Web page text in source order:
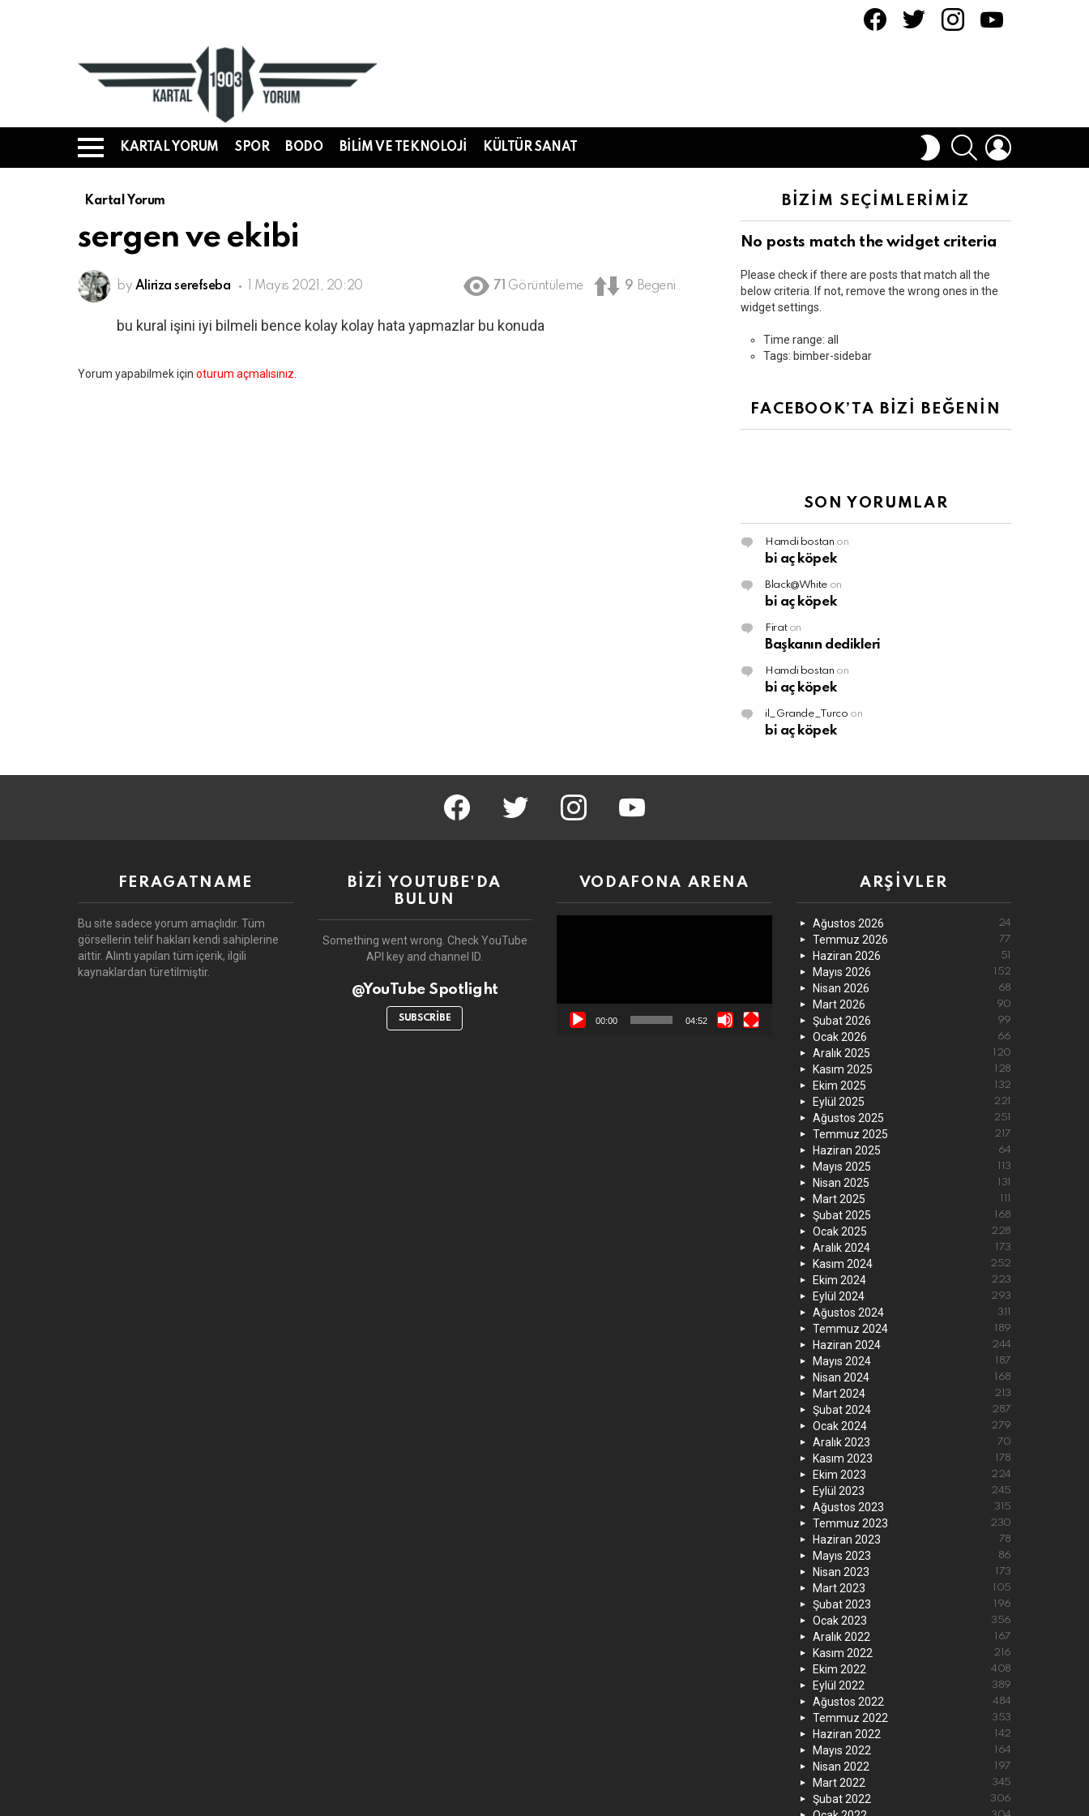
Menü
KARTAL YORUM SPOR BODO BILIM VE TEKNOLOJI KÜLTÜR SANAT
DIŞ
GÖRÜNÜMÜ
ARAMA
AÇ
Kartal Yorum
sergen ve ekibi
by Aliriza serefseba 1 Mayıs 2021, 20:20 71 Görüntüleme 9 Begeni
bu kural işini iyi bilmeli bence kolay kolay hata yapmazlar bu konuda
Bir
Yorum yapabilmek için oturum açmalısınız
BİZİM SEÇİMLERİMİZ
No posts match the widget criteria
Please check if there are posts that match all the
below criteria. If not, remove the wrong ones in the
widget settings.
Time range: all
Tags: bimber-sidebar
FACEBOOK’TA BİZİ BEĞENİN
SON YORUMLAR
Hamdi bostan on
bi aç köpek
Black@White on
bi aç köpek
Firaton
Başkanın dedikleri
Hamdi bostan on
bi aç köpek
il_Grande_Turco on
bi aç köpek
facebook twitter instagram youtube
FERAGATNAME
Bu site sadece yorum amaçlıdır. Tüm
görsellerin telif hakları kendi sahiplerine
aittir. Alıntı yapılan tüm içerik, ilgili
kaynaklardan türetilmiştir.
BİZİ YOUTUBE'DA
BULUN
Something went wrong. Check YouTube
API key and channel ID.
@YouTube Spotlight
SUBSCRIBE
VODAFONA ARENA
00:00 04:52
ARŞIVLER
Ağustos 2026 24
Temmuz 2026 77
Haziran 2026 51
Mayıs 2026 152
Nisan 2026 68
Mart 2026 90
Şubat 2026 99
Ocak 2026 66
Aralık 2025 120
Kasım 2025 128
Ekim 2025 132
Eylül 2025 221
Ağustos 2025 251
Temmuz 2025 217
Haziran 2025 64
Mayıs 2025 113
Nisan 2025 131
Mart 2025 111
Şubat 2025 168
Ocak 2025 228
Aralık 2024 173
Kasım 2024 252
Ekim 2024 223
Eylül 2024 293
Ağustos 2024 311
Temmuz 2024 189
Haziran 2024 244
Mayıs 2024 187
Nisan 2024 168
Mart 2024 213
Şubat 2024 287
Ocak 2024 279
Aralık 2023 70
Kasım 2023 178
Ekim 2023 224
Eylül 2023 245
Ağustos 2023 315
Temmuz 2023 230
Haziran 2023 78
Mayıs 2023 86
Nisan 2023 173
Mart 2023 105
Şubat 2023 196
Ocak 2023 356
Aralık 2022 167
Kasım 2022 216
Ekim 2022 408
Eylül 2022 389
Ağustos 2022 484
Temmuz 2022 353
Haziran 2022 142
Mayıs 2022 164
Nisan 2022 197
Mart 2022 345
Şubat 2022 306